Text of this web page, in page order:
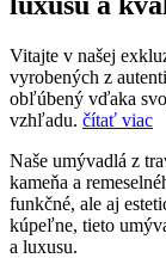
Vitajte v našej
vyrobených z
obľúbený vďaka
vzhľadu. čítať viac
Naše umývadlá z
kameňa a
funkčné, ale aj
kúpeľne, tieto
a luxusu.